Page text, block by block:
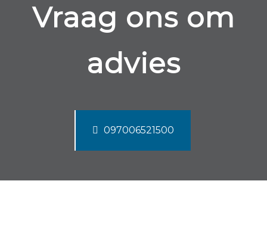
Vraag ons om
advies
097006521500